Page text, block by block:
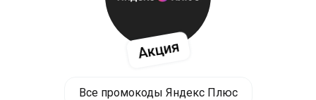
Акция
Все промокоды Яндекс Плюс